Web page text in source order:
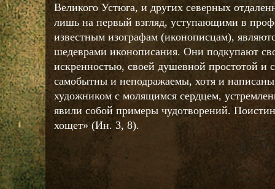
Великого Устюга, и других северных
лишь на первый взгляд, уступающими в
известным изографам (иконописцам),
шедеврами иконописания. Они подкупают
искренностью, своей душевной простотой и
самобытны и неподражаемы, хотя и
художником с молящимся сердцем,
явили собой примеры чудотворений.
хощет» (Ин. 3, 8).